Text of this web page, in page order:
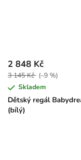
Dětský regál
(bílý)
2 848 Kč
3 145 Kč (–9 %)
Skladem